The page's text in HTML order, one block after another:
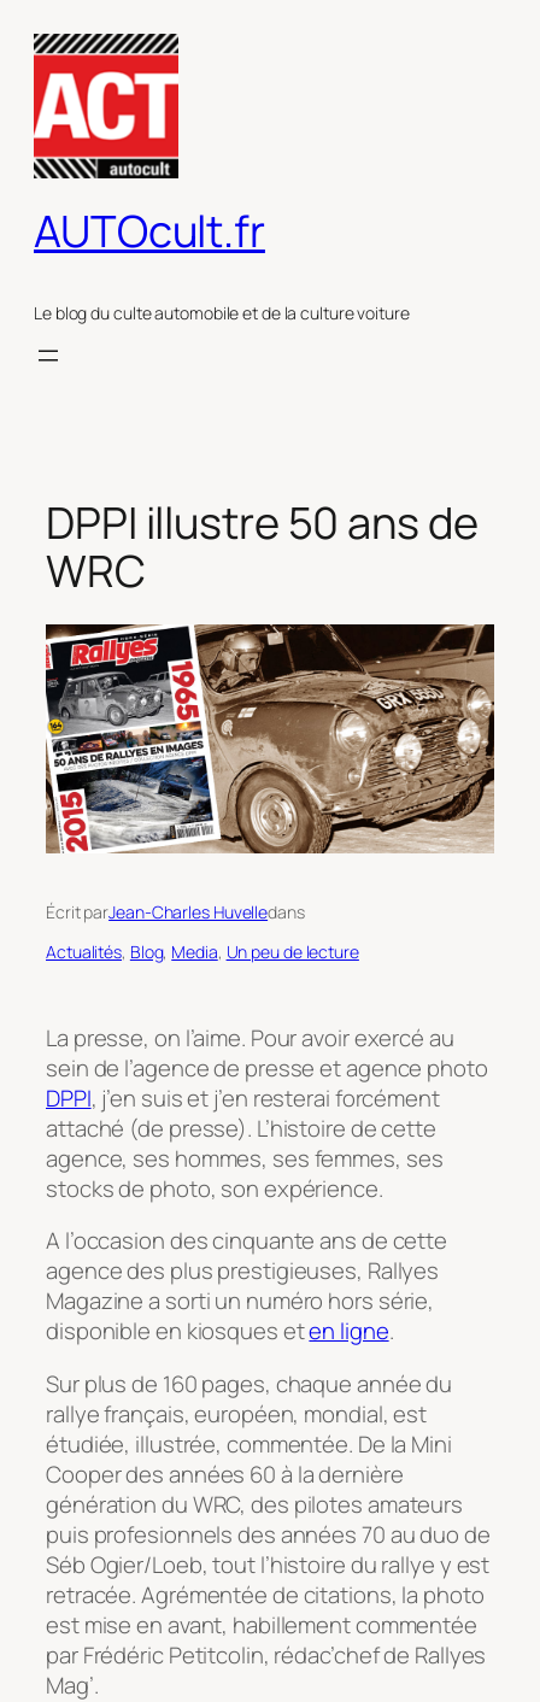
contenu
AUTOcult.fr
Le blog du culte automobile et de la culture voiture
DPPI illustre 50 ans de
WRC
Écrit parJean-Charles Huvelledans
Actualités, Blog, Media, Un peu de lecture
La presse, on l’aime. Pour avoir exercé au
sein de l’agence de presse et agence photo
DPPI, j’en suis et j’en resterai forcément
attaché (de presse). L’histoire de cette
agence, ses hommes, ses femmes, ses
stocks de photo, son expérience.
A l’occasion des cinquante ans de cette
agence des plus prestigieuses, Rallyes
Magazine a sorti un numéro hors série,
disponible en kiosques eten ligne.
Sur plus de 160 pages, chaque année du
rallye français, européen, mondial, est
étudiée, illustrée, commentée. De la Mini
Cooper des années 60 à la dernière
génération du WRC, des pilotes amateurs
puis profesionnels des années 70 au duo de
Séb Ogier/Loeb, tout l’histoire du rallye y est
retracée. Agrémentée de citations, la photo
est mise en avant, habillement commentée
par Frédéric Petitcolin, rédac’chef de Rallyes
Mag’.